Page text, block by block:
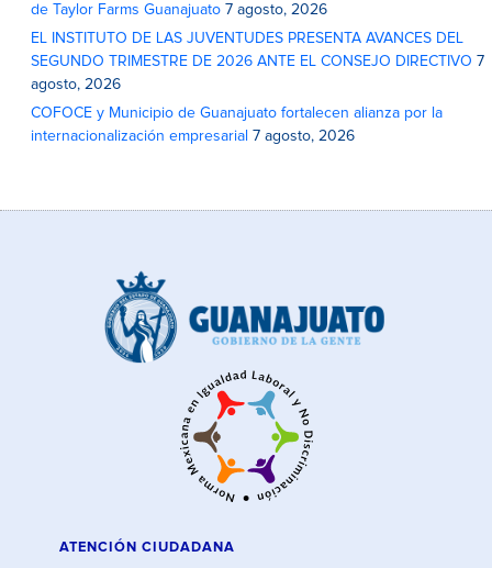
de Taylor Farms Guanajuato 7 agosto, 2026
EL INSTITUTO DE LAS JUVENTUDES PRESENTA AVANCES DEL
SEGUNDO TRIMESTRE DE 2026 ANTE EL CONSEJO DIRECTIVO 7
agosto, 2026
COFOCE y Municipio de Guanajuato fortalecen alianza por la
internacionalización empresarial 7 agosto, 2026
ATENCIÓN CIUDADANA